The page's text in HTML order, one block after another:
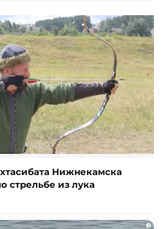
Нижнекамска
стрельбе из лука
i